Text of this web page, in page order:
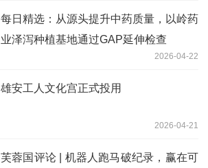
每日精选：从源头提升中药质量，以岭药
业泽泻种植基地通过GAP延伸检查
2026-04-22
雄安工人文化宫正式投用
2026-04-21
芙蓉国评论 | 机器人跑马破纪录，赢在可